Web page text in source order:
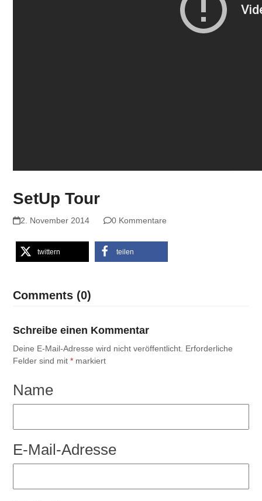
SetUp Tour
2. November 2014 0 Kommentare
twittern teilen
Comments (0)
Schreibe einen Kommentar
Deine E-Mail-Adresse wird nicht veröffentlicht. Erforderliche
Felder sind mit* markiert
Name
E-Mail-Adresse